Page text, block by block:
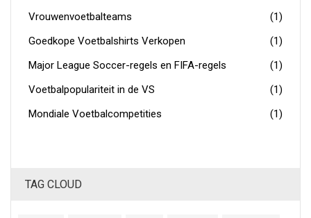
Vrouwenvoetbalteams
(1)
Goedkope Voetbalshirts Verkopen
(1)
Major League Soccer-regels en FIFA-regels
(1)
Voetbalpopulariteit in de VS
(1)
Mondiale Voetbalcompetities
(1)
TAG CLOUD